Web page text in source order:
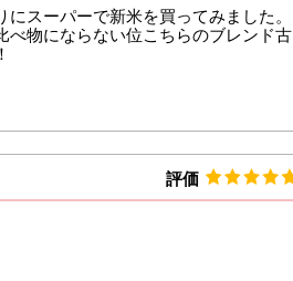
スーパーで新米を買ってみました。
べ物にならない位こちらのブレンド古
評価